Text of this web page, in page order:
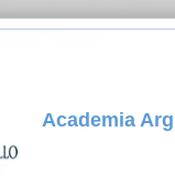
Academia